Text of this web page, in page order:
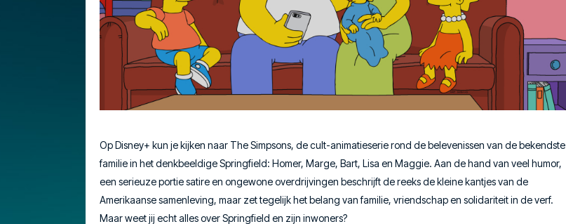
Op Disney+ kun je kijken naar The Simpsons, de cult-animatieserie rond de belevenissen van de bekendste
familie in het denkbeeldige Springfield: Homer, Marge, Bart, Lisa en Maggie. Aan de hand van veel humor,
een serieuze portie satire en ongewone overdrijvingen beschrijft de reeks de kleine kantjes van de
Amerikaanse samenleving, maar zet tegelijk het belang van familie, vriendschap en solidariteit in de verf.
Maar weet jij echt alles over Springfield en zijn inwoners?